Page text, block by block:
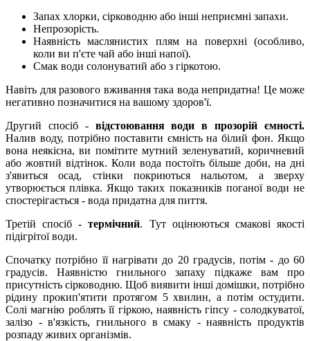
Запах хлорки, сірководню або інші неприємні запахи.
Непрозорість.
Наявність маслянистих плям на поверхні (особливо,
коли ви п'єте чай або інші напої).
Смак води солонуватий або з гіркотою.
Навіть для разового вживання така вода непридатна! Це може
негативно позначитися на вашому здоров'ї.
Другий спосіб - відстоювання води в прозорій ємності.
Налив воду, потрібно поставити ємність на білий фон. Якщо
вона неякісна, ви помітите мутний зеленуватий, коричневий
або жовтий відтінок. Коли вода постоїть більше доби, на дні
з'явиться осад, стінки покриються нальотом, а зверху
утворюється плівка. Якщо таких показників поганої води не
спостерігається - вода придатна для пиття.
Третій спосіб -термічний. Тут оцінюються смакові якості
підігрітої води.
Спочатку потрібно її нагрівати до 20 градусів, потім - до 60
градусів. Наявністю гнильного запаху підкаже вам про
присутність сірководню. Щоб виявити інші домішки, потрібно
рідину прокип'ятити протягом 5 хвилин, а потім остудити.
Солі магнію роблять її гіркою, наявність гіпсу - солодкуватої,
залізо - в'язкість, гнильного в смаку - наявність продуктів
розпаду живих організмів.